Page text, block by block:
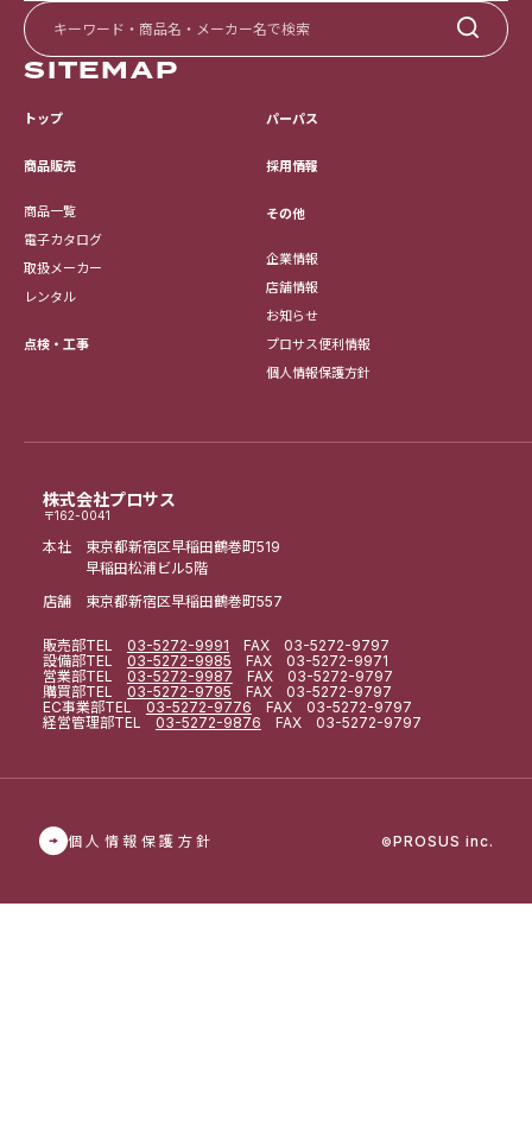
株式会社プロサス
〒162-0041
本社 東京都新宿区早稲田鶴巻町519
早稲田松浦ビル5階
店舗 東京都新宿区早稲田鶴巻町557
販売部TEL 03-5272-9991 FAX 03-5272-9797
設備部TEL 03-5272-9985 FAX 03-5272-9971
営業部TEL 03-5272-9987 FAX 03-5272-9797
購買部TEL 03-5272-9795 FAX 03-5272-9797
EC事業部TEL 03-5272-9776 FAX 03-5272-9797
経営管理部TEL 03-5272-9876 FAX 03-5272-9797
SITEMAP
トップ
商品販売
商品一覧
電子カタログ
取扱メーカー
レンタル
点検・工事
パーパス
採用情報
その他
企業情報
店舗情報
お知らせ
プロサス便利情報
個人情報保護方針
個人情報保護方針 ©PROSUS inc.